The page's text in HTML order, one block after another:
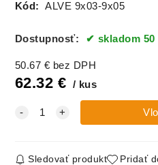
Kód: ALVE 9x03-9x05
Dostupnosť: skladom 50
50.67 € bez DPH
62.32 € kus
Sledovať produkt Pridať